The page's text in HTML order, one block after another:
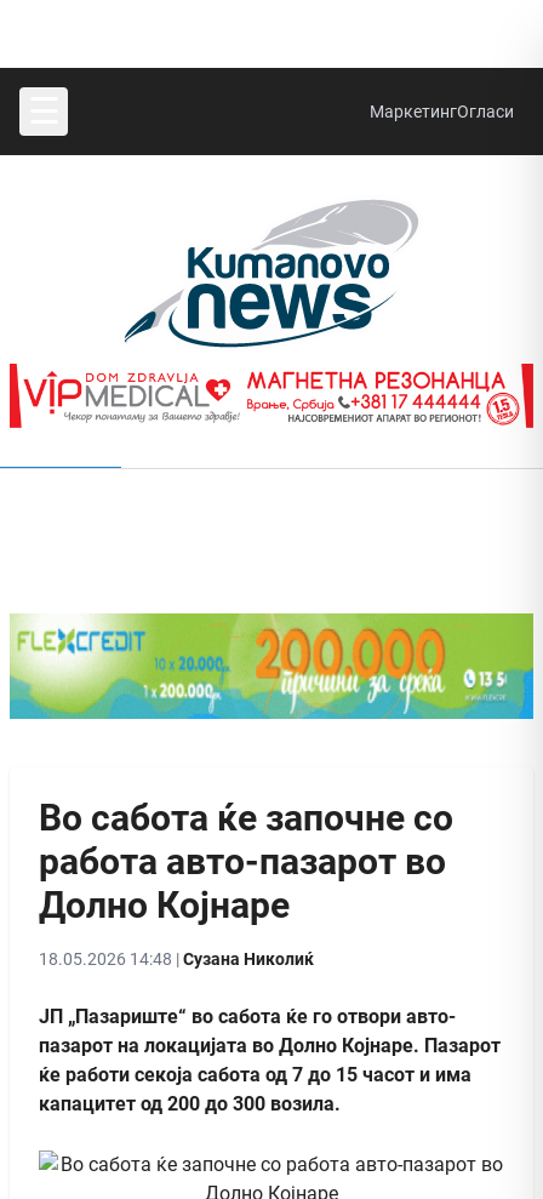
МаркетингОгласи
Во сабота ќе започне со
работа авто-пазарот во
Долно Којнаре
18.05.2026 14:48 |Сузана Николиќ
ЈП „Пазариште“ во сабота ќе го отвори авто-
пазарот на локацијата во Долно Којнаре. Пазарот
ќе работи секоја сабота од 7 до 15 часот и има
капацитет од 200 до 300 возила.